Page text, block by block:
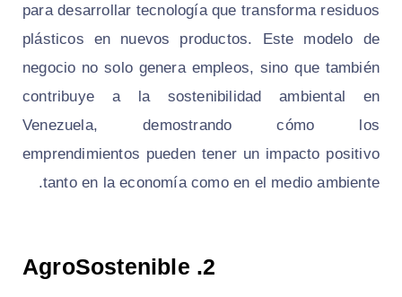
para desarrollar tecnología que transforma residuos
plásticos en nuevos productos. Este modelo de
negocio no solo genera empleos, sino que también
contribuye a la sostenibilidad ambiental en
Venezuela, demostrando cómo los
emprendimientos pueden tener un impacto positivo
tanto en la economía como en el medio ambiente.
2.
AgroSostenible